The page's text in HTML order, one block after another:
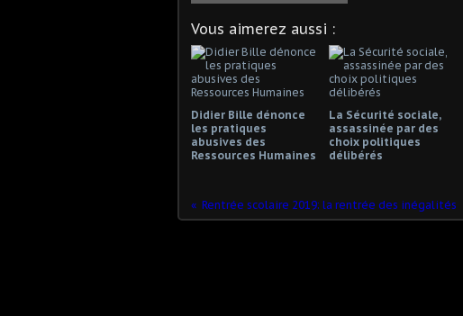
Vous aimerez aussi :
Didier Bille dénonce
les pratiques
abusives des
Ressources Humaines
La Sécurité sociale,
assassinée par des
choix politiques
délibérés
Rentrée scolaire 2019: la rentrée des inégalités